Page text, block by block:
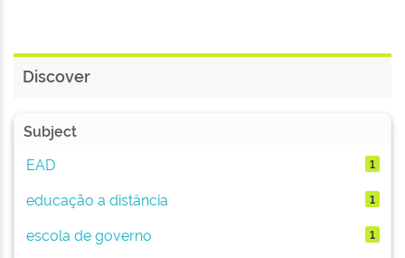
Discover
Subject
EAD
1
educação a distância 1
escola de governo 1